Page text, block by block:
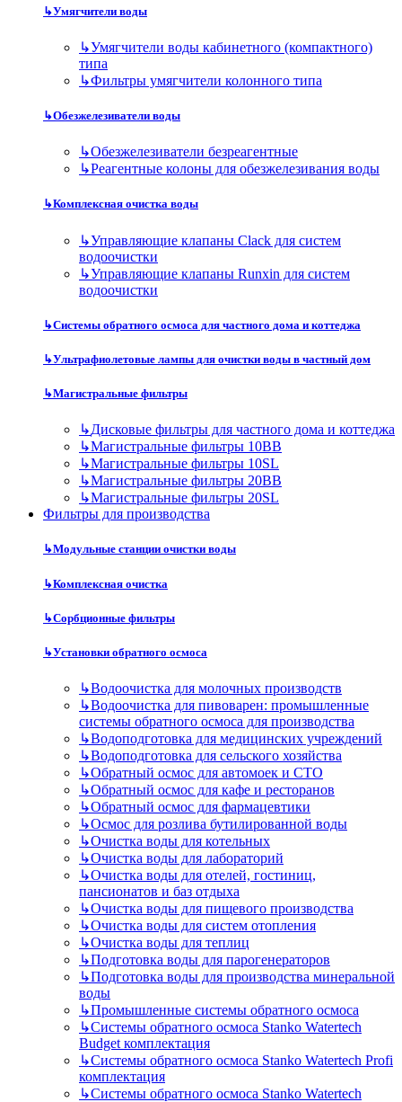
↳Умягчители воды
↳Умягчители воды кабинетного (компактного)
типа
↳Фильтры умягчители колонного типа
↳Обезжелезиватели воды
↳Обезжелезиватели безреагентные
↳Реагентные колоны для обезжелезивания воды
↳Комплексная очистка воды
↳Управляющие клапаны Clack для систем
водоочистки
↳Управляющие клапаны Runxin для систем
водоочистки
↳Системы обратного осмоса для частного дома и коттеджа
↳Ультрафиолетовые лампы для очистки воды в частный дом
↳Магистральные фильтры
↳Дисковые фильтры для частного дома и коттеджа
↳Магистральные фильтры 10BB
↳Магистральные фильтры 10SL
↳Магистральные фильтры 20BB
↳Магистральные фильтры 20SL
Фильтры для производства
↳Модульные станции очистки воды
↳Комплексная очистка
↳Сорбционные фильтры
↳Установки обратного осмоса
↳Водоочистка для молочных производств
↳Водоочистка для пивоварен: промышленные
системы обратного осмоса для производства
↳Водоподготовка для медицинских учреждений
↳Водоподготовка для сельского хозяйства
↳Обратный осмос для автомоек и СТО
↳Обратный осмос для кафе и ресторанов
↳Обратный осмос для фармацевтики
↳Осмос для розлива бутилированной воды
↳Очистка воды для котельных
↳Очистка воды для лабораторий
↳Очистка воды для отелей, гостиниц,
пансионатов и баз отдыха
↳Очистка воды для пищевого производства
↳Очистка воды для систем отопления
↳Очистка воды для теплиц
↳Подготовка воды для парогенераторов
↳Подготовка воды для производства минеральной
воды
↳Промышленные системы обратного осмоса
↳Системы обратного осмоса Stanko Watertech
Budget комплектация
↳Системы обратного осмоса Stanko Watertech Profi
комплектация
↳Системы обратного осмоса Stanko Watertech